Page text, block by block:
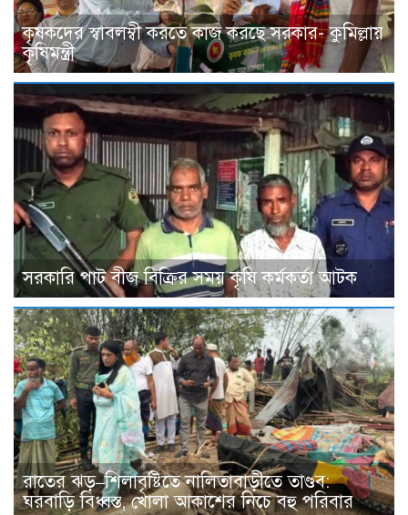
কৃষকদের স্বাবলম্বী করতে কাজ করছে সরকার- কুমিল্লায়
কৃষিমন্ত্রী
সরকারি পাট বীজ বিক্রির সময় কৃষি কর্মকর্তা আটক
রাতের ঝড়–শিলাবৃষ্টিতে নালিতাবাড়ীতে তাণ্ডব:
ঘরবাড়ি বিধ্বস্ত, খোলা আকাশের নিচে বহু পরিবার